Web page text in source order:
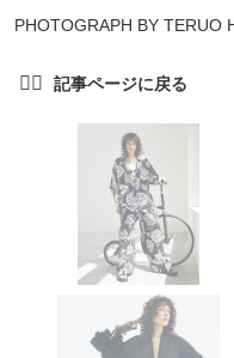
PHOTOGRAPH BY TERUO